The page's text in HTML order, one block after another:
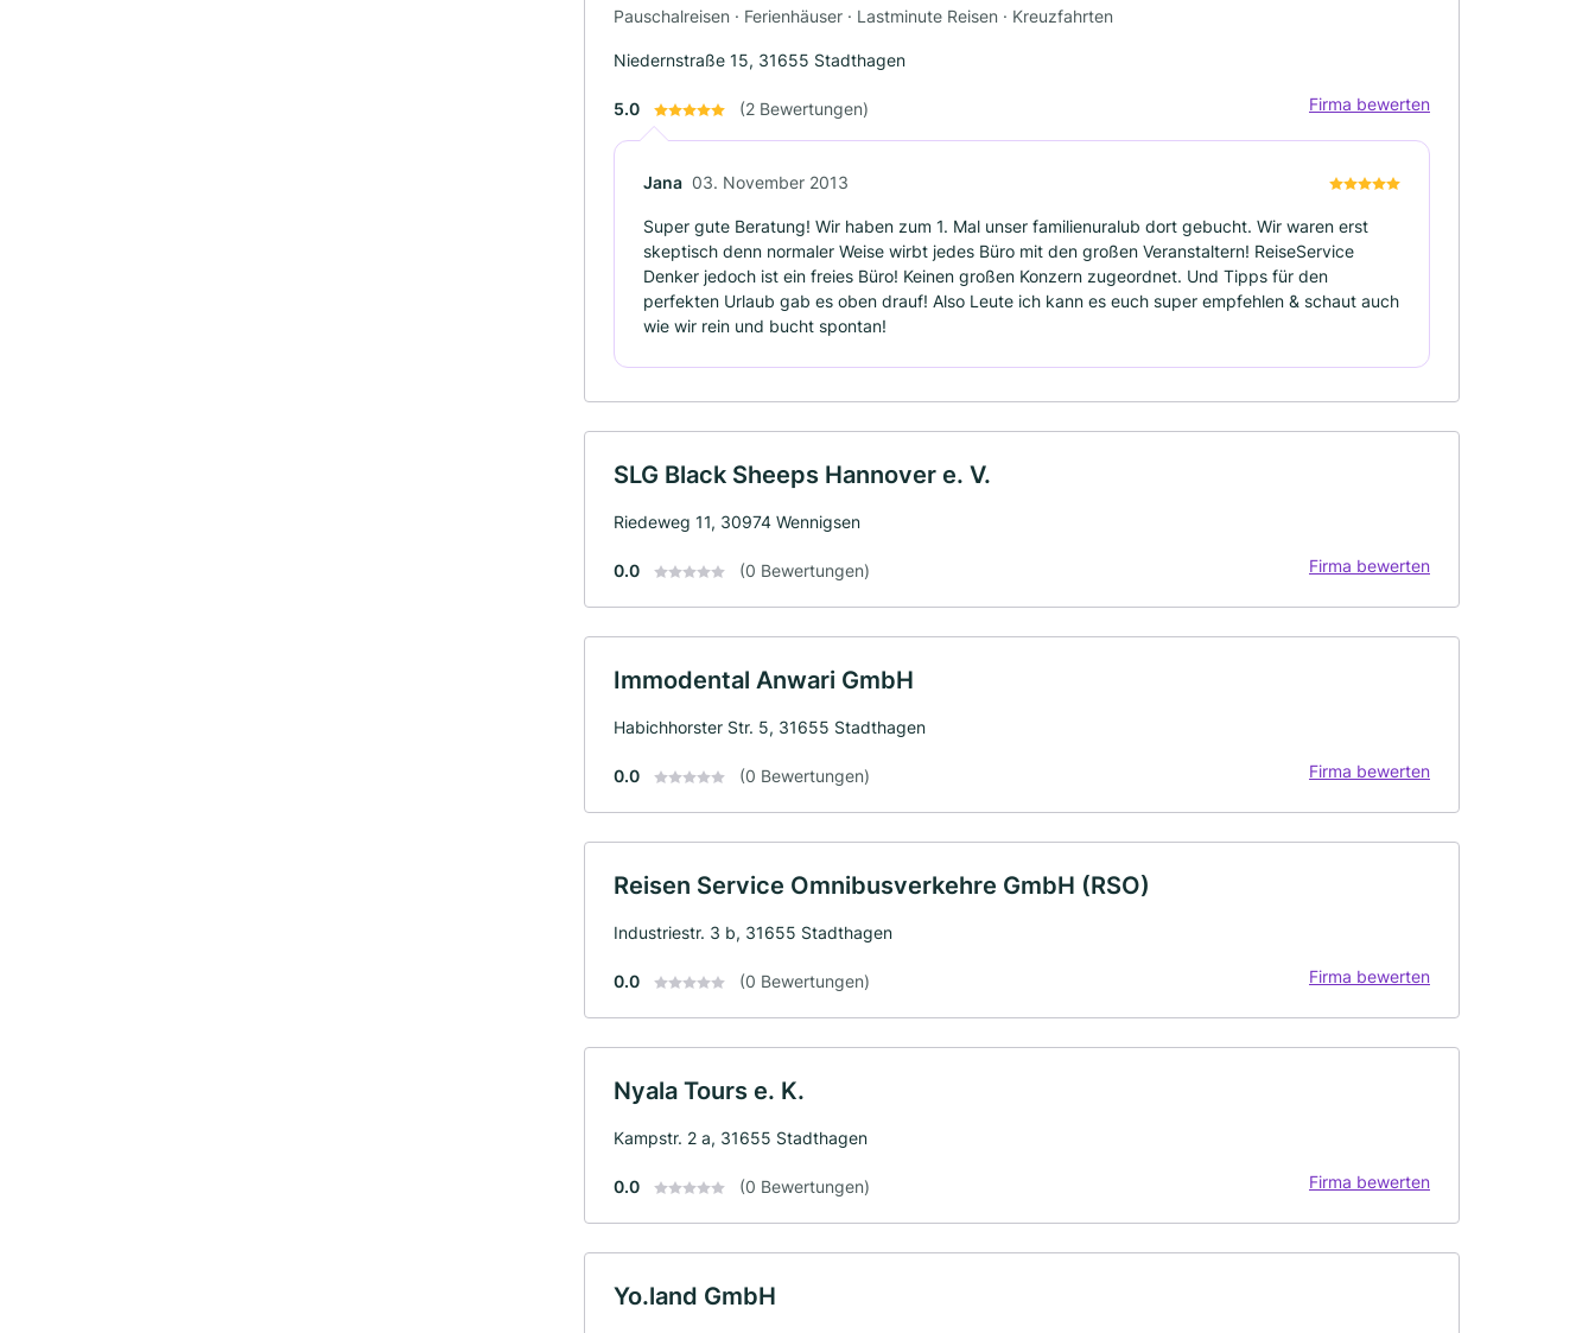
Pauschalreisen · Ferienhäuser · Lastminute Reisen · Kreuzfahrten
Niedernstraße 15, 31655 Stadthagen
5.0 (2 Bewertungen) Firma bewerten
Jana 03. November 2013
Super gute Beratung! Wir haben zum 1. Mal unser familienuralub dort gebucht. Wir waren erst
skeptisch denn normaler Weise wirbt jedes Büro mit den großen Veranstaltern! ReiseService
Denker jedoch ist ein freies Büro! Keinen großen Konzern zugeordnet. Und Tipps für den
perfekten Urlaub gab es oben drauf! Also Leute ich kann es euch super empfehlen & schaut auch
wie wir rein und bucht spontan!
SLG Black Sheeps Hannover e. V.
Riedeweg 11, 30974 Wennigsen
0.0 (0 Bewertungen) Firma bewerten
Immodental Anwari GmbH
Habichhorster Str. 5, 31655 Stadthagen
0.0 (0 Bewertungen) Firma bewerten
Reisen Service Omnibusverkehre GmbH (RSO)
Industriestr. 3 b, 31655 Stadthagen
0.0 (0 Bewertungen) Firma bewerten
Nyala Tours e. K.
Kampstr. 2 a, 31655 Stadthagen
0.0 (0 Bewertungen) Firma bewerten
Yo.land GmbH